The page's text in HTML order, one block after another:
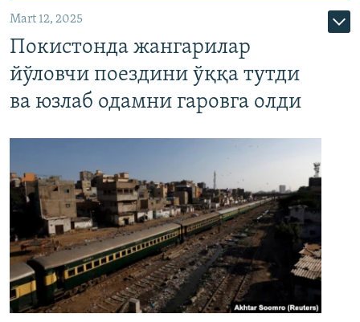
Mart 12, 2025
Покистонда жангарилар
йўловчи поездини ўққа тутди
ва юзлаб одамни гаровга олди